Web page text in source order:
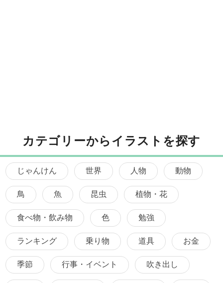
カテゴリーからイラストを探す
じゃんけん 世界 人物 動物
鳥 魚 昆虫 植物・花
食べ物・飲み物 色 勉強
ランキング 乗り物 道具 お金
季節 行事・イベント 吹き出し